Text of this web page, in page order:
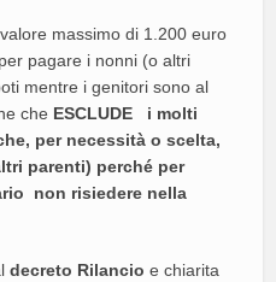
massimo di 1.200 euro
pagare i nonni (o altri
mentre i genitori sono al
che ESCLUDE
i molti
per necessità o scelta,
parenti) perché per
non risiedere nella
decreto Rilancio e chiarita